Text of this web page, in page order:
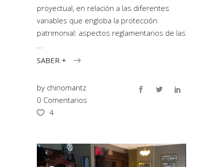
proyectual, en relación a las diferentes
variables que engloba la protección
patrimonial: aspectos reglamentarios de las
SABER +
by chinomantz
0 Comentarios
4